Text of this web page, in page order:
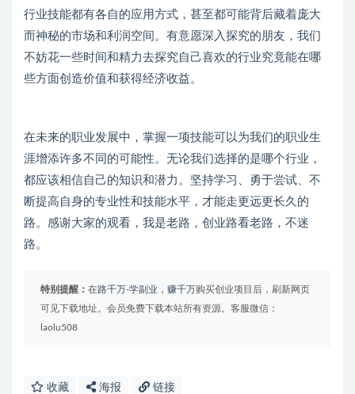
行业技能都有各自的应用方式，甚至都可能背后藏着庞大
而神秘的市场和利润空间。有意愿深入探究的朋友，我们
不妨花一些时间和精力去探究自己喜欢的行业究竟能在哪
些方面创造价值和获得经济收益。
在未来的职业发展中，掌握一项技能可以为我们的职业生
涯增添许多不同的可能性。无论我们选择的是哪个行业，
都应该相信自己的知识和潜力。坚持学习、勇于尝试、不
断提高自身的专业性和技能水平，才能走更远更长久的
路。感谢大家的观看，我是老路，创业路看老路，不迷
路。
特别提醒： 在路千万-学副业，赚千万购买创业项目后，刷新网页
可见下载地址。会员免费下载本站所有资源。客服微信：
laolu508
收藏 海报 链接